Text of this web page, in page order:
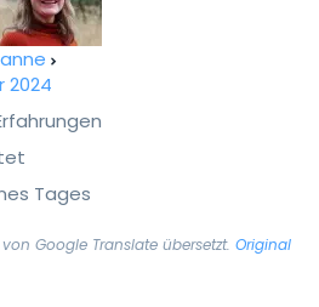
2024
Tages
Google Translate übersetzt. Original